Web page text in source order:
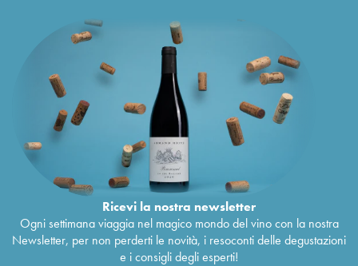
Ricevi la nostra newsletter
Ogni settimana viaggia nel magico mondo del vino con la nostra
Newsletter, per non perderti le novità, i resoconti delle degustazioni
e i consigli degli esperti!